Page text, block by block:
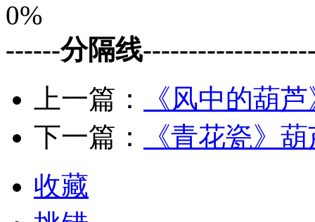
0%
------分隔线
上一篇：
《风中的葫
下一篇：
《青花瓷》
收藏